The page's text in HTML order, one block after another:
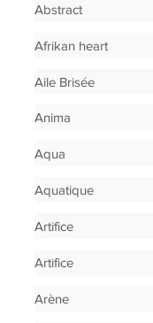
Abstract
Afrikan heart
Aile Brisée
Anima
Aqua
Aquatique
Artifice
Artifice
Arène